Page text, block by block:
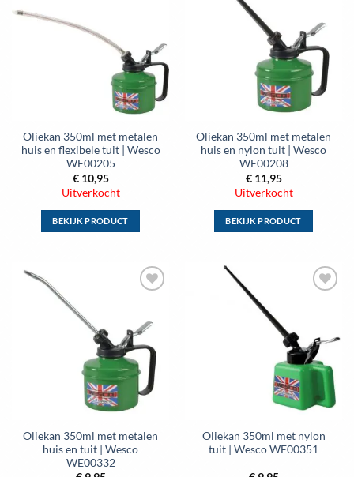
optie
gekozen
worden
productpagina
Deze
optie
kan
gekozen
worden
op
productpagina
Oliekan 350ml met metalen
huis en flexibele tuit | Wesco
WE00205
€10,95
Uitverkocht
BEKIJK PRODUCT
Deze
optie
kan
gekozen
worden
op
productpagina
Oliekan 350ml met metalen
huis en nylon tuit | Wesco
WE00208
€11,95
Uitverkocht
BEKIJK PRODUCT
variaties.
Deze
optie
gekozen
worden
op
productpagina
Oliekan 350ml met metalen
huis en tuit | Wesco
WE00332
Oliekan 350ml met nylon
tuit | Wesco WE00351